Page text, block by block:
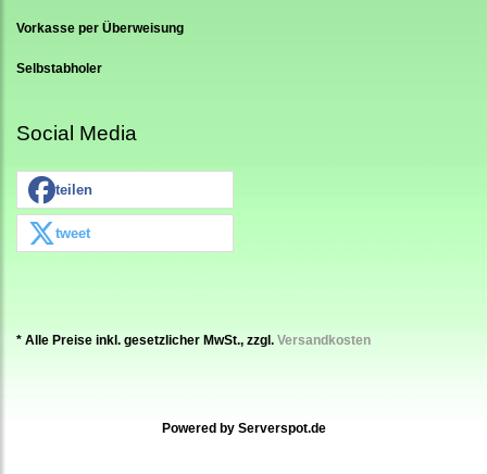
Vorkasse per Überweisung
Selbstabholer
Social Media
teilen
tweet
* Alle Preise inkl. gesetzlicher MwSt., zzgl. Versandkosten
Powered by Serverspot.de